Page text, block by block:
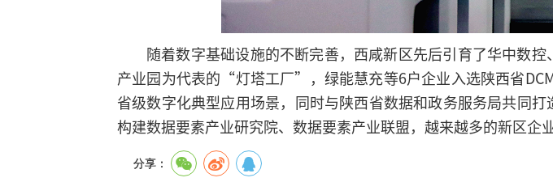
随着数字基础设施的不断完善，西咸新区先后引育了华中数
产业园为代表的“灯塔工厂”，绿能慧充等6户企业入选陕西省
省级数字化典型应用场景，同时与陕西省数据和政务服务局共
构建数据要素产业研究院、数据要素产业联盟，越来越多的新区企
分享：